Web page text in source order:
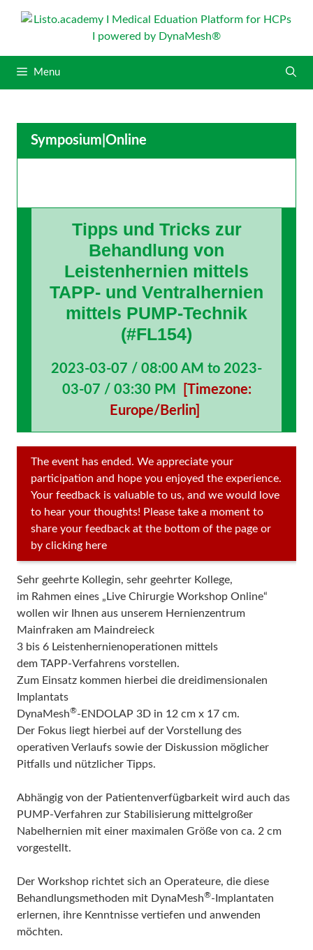
p
o
Menu
Symposium Online
Tipps und Tricks zur
Behandlung von
Leistenhernien mittels
TAPP- und Ventralhernien
mittels PUMP-Technik
(#FL154)
2023-03-07 / 08:00 AM to 2023-
03-07 / 03:30 PM
[Timezone:
Europe/Berlin]
The event has ended. We appreciate your
participation and hope you enjoyed the experience.
Your feedback is valuable to us, and we would love
to hear your thoughts! Please take a moment to
share your feedback at the bottom of the page or
by clicking here
Sehr geehrte Kollegin, sehr geehrter Kollege,
im Rahmen eines „Live Chirurgie Workshop Online“
wollen wir Ihnen aus unserem Hernienzentrum
Mainfraken am Maindreieck
3 bis 6 Leistenhernienoperationen mittels
dem TAPP-Verfahrens vorstellen.
Zum Einsatz kommen hierbei die dreidimensionalen
Implantats
DynaMesh®-ENDOLAP 3D in 12 cm x 17 cm.
Der Fokus liegt hierbei auf der Vorstellung des
operativen Verlaufs sowie der Diskussion möglicher
Pitfalls und nützlicher Tipps.
Abhängig von der Patientenverfügbarkeit wird auch das
PUMP-Verfahren zur Stabilisierung mittelgroßer
Nabelhernien mit einer maximalen Größe von ca. 2 cm
vorgestellt.
Der Workshop richtet sich an Operateure, die diese
Behandlungsmethoden mit DynaMesh®-Implantaten
erlernen, ihre Kenntnisse vertiefen und anwenden
möchten.